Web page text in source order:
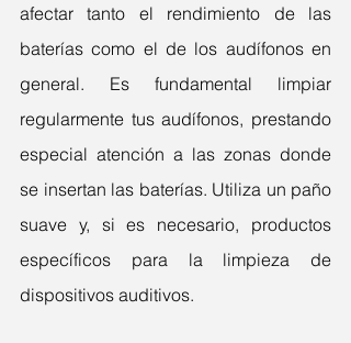
afectar tanto el rendimiento de las
baterías como el de los audífonos en
general. Es fundamental limpiar
regularmente tus audífonos, prestando
especial atención a las zonas donde
se insertan las baterías. Utiliza un paño
suave y, si es necesario, productos
específicos para la limpieza de
dispositivos auditivos.